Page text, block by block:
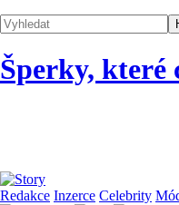
Šperky, které
Redakce Inzerce Celebrity